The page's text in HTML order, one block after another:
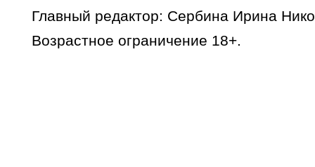
Главный редактор: Сербина Ирина
Возрастное ограничение 18+.